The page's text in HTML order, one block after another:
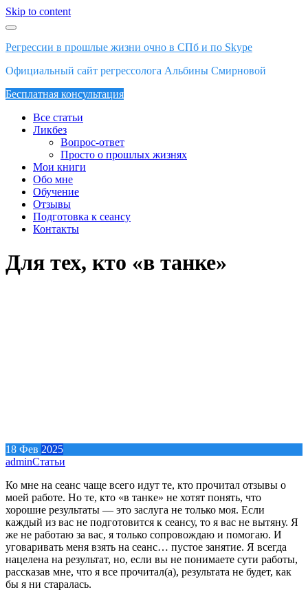
Skip to content
Регрессии в прошлые жизни очно в СПб и по Skype
Официальный сайт регрессолога Альбины Смирновой
Бесплатная консультация
Все статьи
Ликбез
Вопрос-ответ
Просто о прошлых жизнях
Мои книги
Обо мне
Обучение
Отзывы
Подготовка к сеансу
Контакты
Для тех, кто «в танке»
18 Фев 2025
adminСтатьи
Ко мне на сеанс чаще всего идут те, кто прочитал отзывы о
моей работе. Но те, кто «в танке» не хотят понять, что
хорошие результаты — это заслуга не только моя. Если
каждый из вас не подготовится к сеансу, то я вас не вытяну. Я
же не работаю за вас, я только сопровождаю и помогаю. И
уговаривать меня взять на сеанс… пустое занятие. Я всегда
нацелена на результат, но, если вы не понимаете сути работы,
рассказав мне, что я все прочитал(а), результата не будет, как
бы я ни старалась.